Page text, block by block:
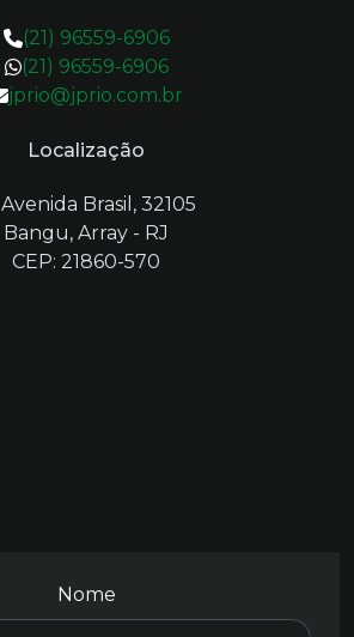
(21) 96559-6906
(21) 96559-6906
jprio@jprio.com.br
Localização
Avenida Brasil, 32105
Bangu, Array - RJ
CEP: 21860-570
Nome